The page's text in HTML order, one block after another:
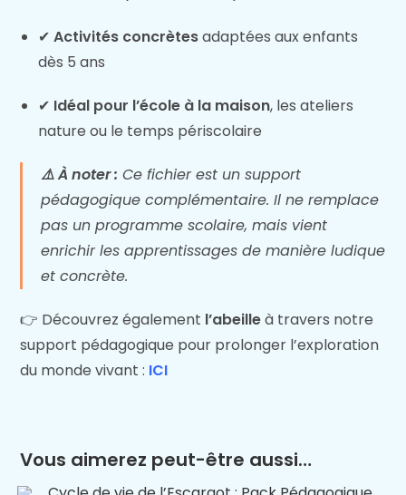
✔Activités concrètesadaptées aux enfants
dès 5 ans
✔ Idéal pour l’école à la maison, les ateliers
nature ou le temps périscolaire
⚠️ À noter : Ce fichier est un support
pédagogique complémentaire. Il ne remplace
pas un programme scolaire, mais vient
enrichir les apprentissages de manière ludique
et concrète.
👉 Découvrez également l’abeilleà travers notre
support pédagogique pour prolonger l’exploration
du monde vivant : ICI
Vous aimerez peut-être aussi…